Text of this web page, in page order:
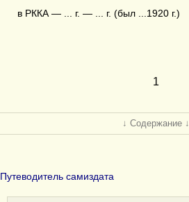
в РККА — ... г. — ... г. (был ...1920 г.)
1
↓ Содержание ↓
Путеводитель самиздата